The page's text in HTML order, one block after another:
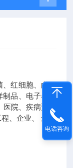
、红细胞、白细
品、电子器件
院、疾病预防
、企业、 远洋
电话咨询